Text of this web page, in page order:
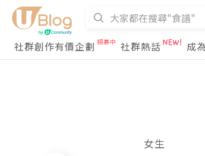
社群創作有價企劃 社群熱話 成
女生